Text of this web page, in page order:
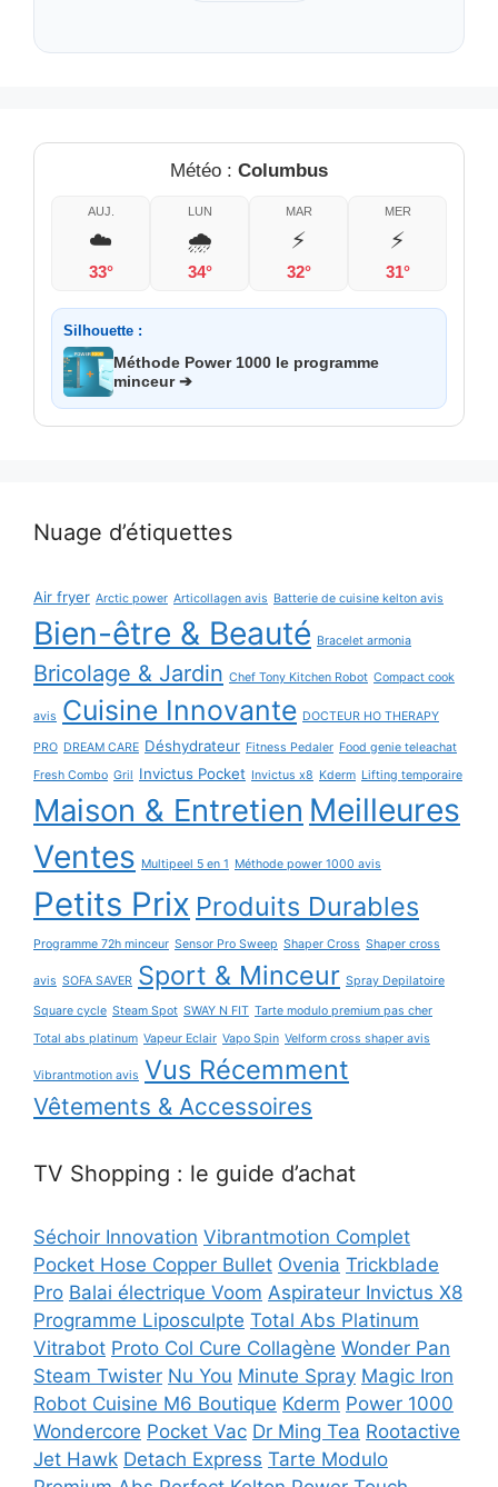
Météo : Columbus
AUJ.
☁️
33°
LUN
🌧️
34°
MAR
⚡
32°
MER
⚡
31°
Silhouette :
Méthode Power 1000 le programme
minceur ➔
Nuage d’étiquettes
Air fryer Arctic power Articollagen avis Batterie de cuisine kelton avis
Bien-être & Beauté Bracelet armonia
Bricolage & Jardin Chef Tony Kitchen Robot Compact cook
avis Cuisine Innovante DOCTEUR HO THERAPY
PRO DREAM CARE Déshydrateur Fitness Pedaler Food genie teleachat
Fresh Combo Gril Invictus Pocket Invictus x8 Kderm Lifting temporaire
Maison & Entretien Meilleures
Ventes Multipeel 5 en 1 Méthode power 1000 avis
Petits Prix Produits Durables
Programme 72h minceur Sensor Pro Sweep Shaper Cross Shaper cross
avis SOFA SAVER Sport & Minceur Spray Depilatoire
Square cycle Steam Spot SWAY N FIT Tarte modulo premium pas cher
Total abs platinum Vapeur Eclair Vapo Spin Velform cross shaper avis
Vibrantmotion avis Vus Récemment
Vêtements & Accessoires
TV Shopping : le guide d’achat
Séchoir Innovation Vibrantmotion Complet
Pocket Hose Copper Bullet Ovenia Trickblade
Pro Balai électrique Voom Aspirateur Invictus X8
Programme Liposculpte Total Abs Platinum
Vitrabot Proto Col Cure Collagène Wonder Pan
Steam Twister Nu You Minute Spray Magic Iron
Robot Cuisine M6 Boutique Kderm Power 1000
Wondercore Pocket Vac Dr Ming Tea Rootactive
Jet Hawk Detach Express Tarte Modulo